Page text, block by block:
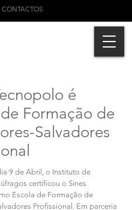
CONTACTOS
é
Formação de
Salvadores
9 de Abril, o Instituto de
certificou o Sines
Escola de Formação de
Profissional. Em parceria